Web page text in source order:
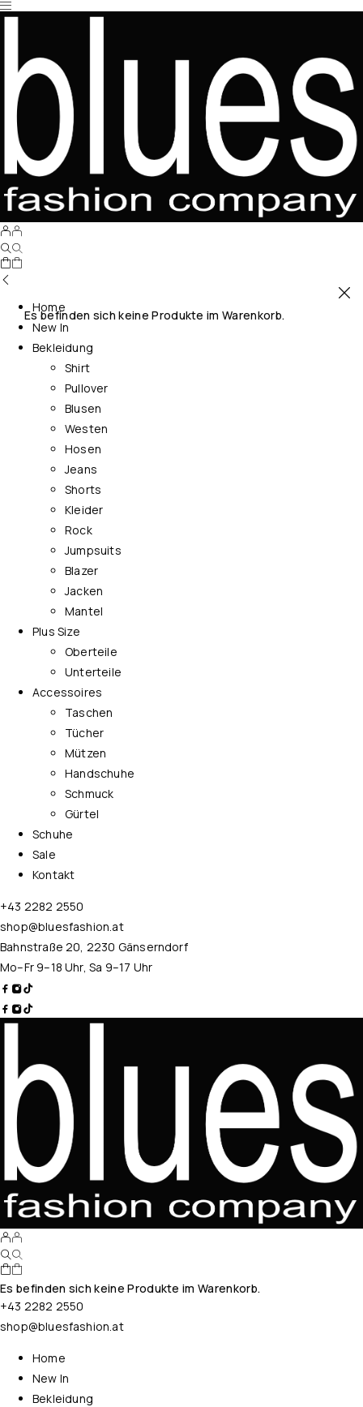
Es befinden sich keine Produkte im Warenkorb.
Home
New In
Bekleidung
Shirt
Pullover
Blusen
Westen
Hosen
Jeans
Shorts
Kleider
Rock
Jumpsuits
Blazer
Jacken
Mantel
Plus Size
Oberteile
Unterteile
Accessoires
Taschen
Tücher
Mützen
Handschuhe
Schmuck
Gürtel
Schuhe
Sale
Kontakt
+43 2282 2550
shop@bluesfashion.at
Bahnstraße 20, 2230 Gänserndorf
Mo–Fr 9–18 Uhr, Sa 9–17 Uhr
Es befinden sich keine Produkte im Warenkorb.
+43 2282 2550
shop@bluesfashion.at
Home
New In
Bekleidung